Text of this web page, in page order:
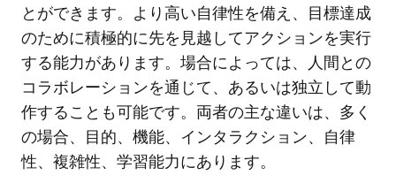
とができます。より高い自律性を備え、目標達成
のために積極的に先を見越してアクションを実行
する能力があります。場合によっては、人間との
コラボレーションを通じて、あるいは独立して動
作することも可能です。両者の主な違いは、多く
の場合、目的、機能、インタラクション、自律
性、複雑性、学習能力にあります。